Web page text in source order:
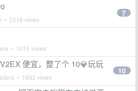
• 2218 views
7
• 1015 views
便宜，整了个 10💎玩玩
• 1692 views
10